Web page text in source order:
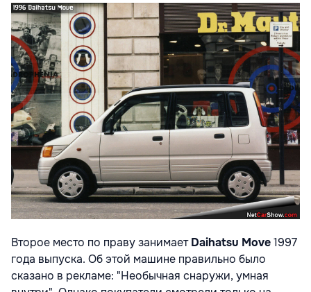
Второе место по праву занимаетDaihatsu Move1997
года выпуска. Об этой машине правильно было
сказано в рекламе: "Необычная снаружи, умная